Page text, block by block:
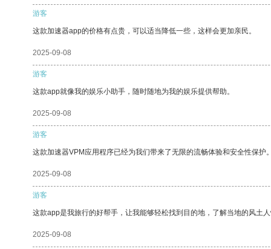
游客
这款加速器app的价格有点贵，可以适当降低一些，这样会更加亲民。
2025-09-08
游客
这款app就像我的娱乐小助手，随时随地为我的娱乐提供帮助。
2025-09-08
游客
这款加速器VPM应用程序已经为我们带来了无限的流畅体验和安全性保护
2025-09-08
游客
这款app是我旅行的好帮手，让我能够轻松找到目的地，了解当地的风土
2025-09-08